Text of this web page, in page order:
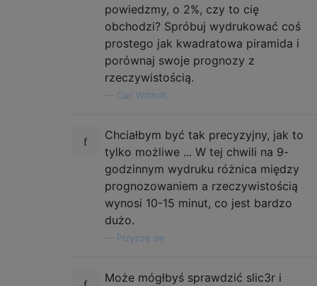
powiedzmy, o 2%, czy to cię
obchodzi? Spróbuj wydrukować coś
prostego jak kwadratowa piramida i
porównaj swoje prognozy z
rzeczywistością.
Carl Witthoft,
Chciałbym być tak precyzyjny, jak to
tylko możliwe ... W tej chwili na 9-
godzinnym wydruku różnica między
prognozowaniem a rzeczywistością
wynosi 10-15 minut, co jest bardzo
dużo.
Przyjrzę się
Może mógłbyś sprawdzić slic3r i